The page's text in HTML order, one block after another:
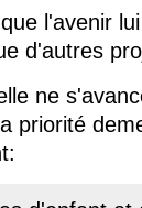
l'avenir
d'autres
ne
priorité